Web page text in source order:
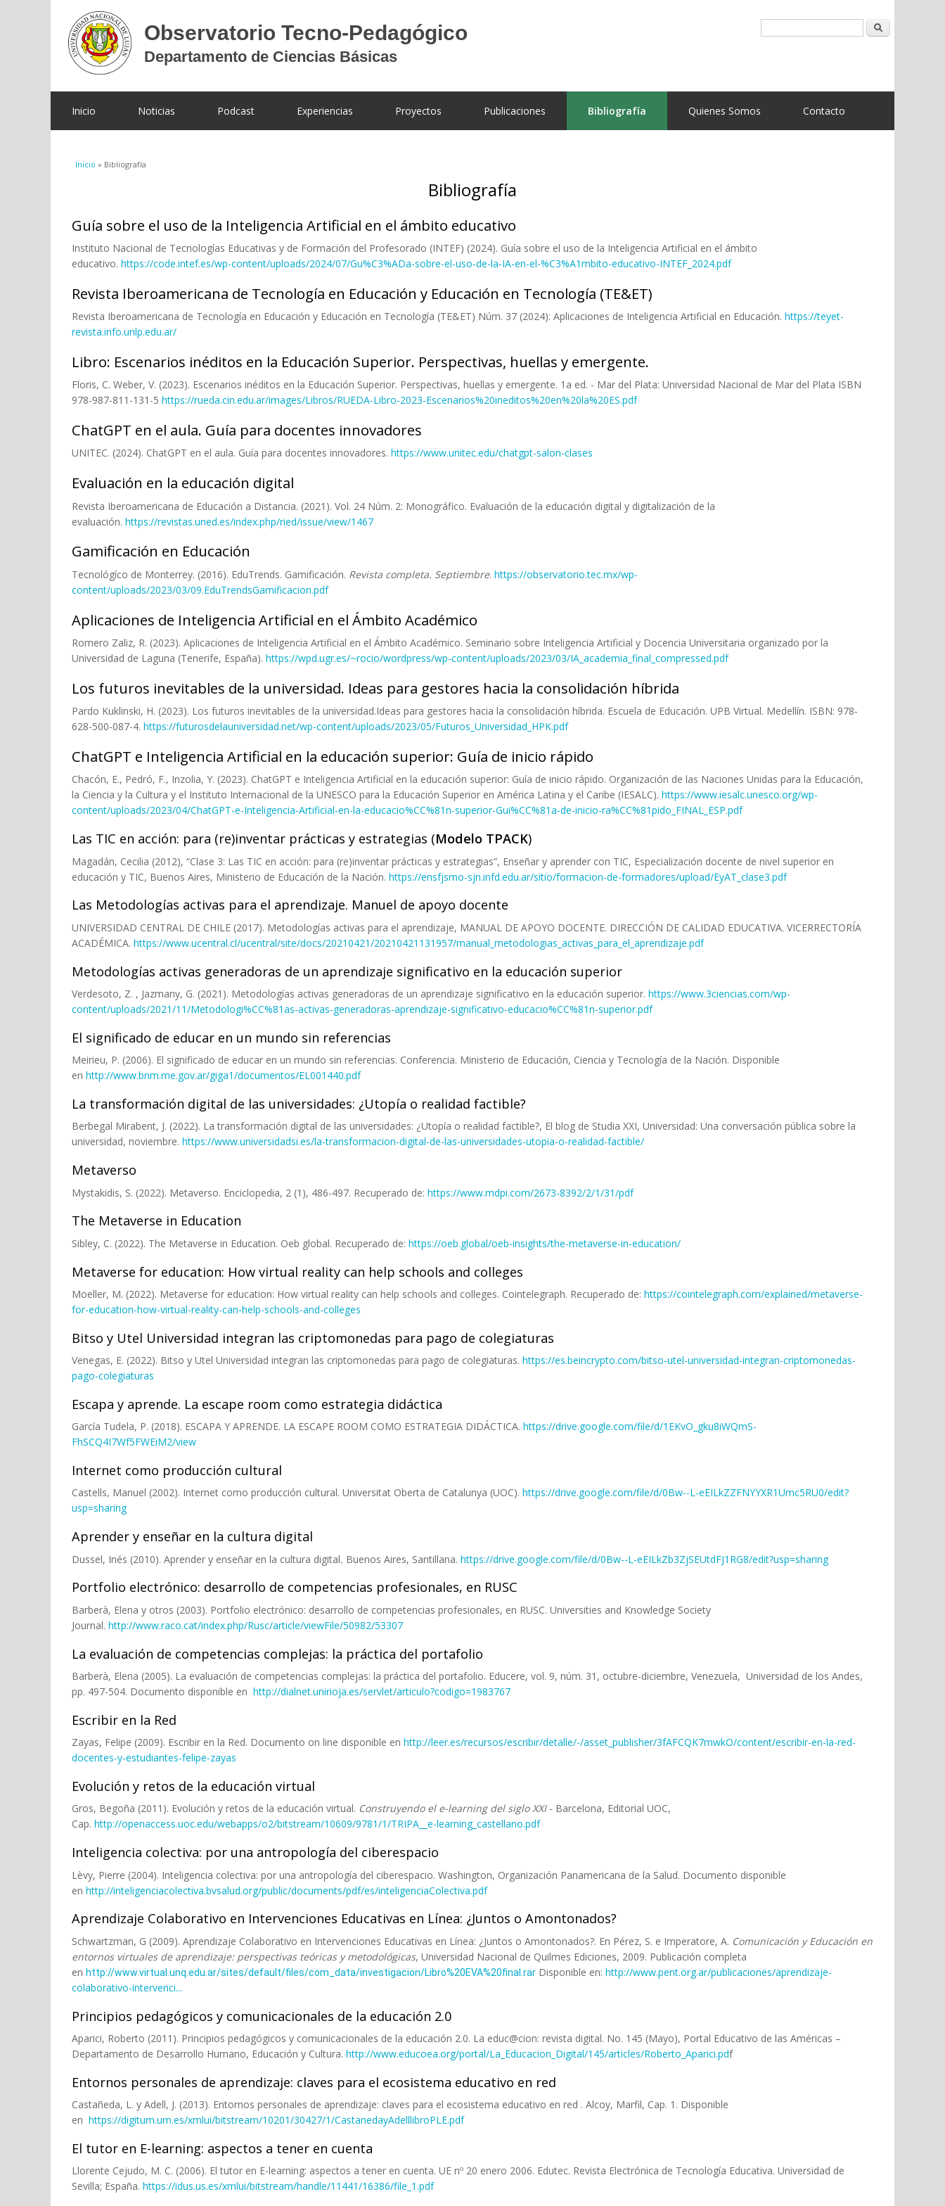
Inicio Noticias Podcast Experiencias Proyectos Publicaciones Bibliografía Quienes Somos Contacto
Se encuentra usted aquí
Inicio » Bibliografía
Bibliografía
Guía sobre el uso de la Inteligencia Artificial en el ámbito educativo
Instituto Nacional de Tecnologías Educativas y de Formación del Profesorado (INTEF) (2024). Guía sobre el uso de la Inteligencia Artificial en el ámbito
educativo. https://code.intef.es/wp-content/uploads/2024/07/Gu%C3%ADa-sobre-el-uso-de-la-IA-en-el-%C3%A1mbito-educativo-INTEF_2024.pdf
Revista Iberoamericana de Tecnología en Educación y Educación en Tecnología (TE&ET)
Revista Iberoamericana de Tecnología en Educación y Educación en Tecnología (TE&ET) Núm. 37 (2024): Aplicaciones de Inteligencia Artificial en Educación. https://teyet-
revista.info.unlp.edu.ar/
Libro: Escenarios inéditos en la Educación Superior. Perspectivas, huellas y emergente.
Floris, C. Weber, V. (2023). Escenarios inéditos en la Educación Superior. Perspectivas, huellas y emergente. 1a ed. - Mar del Plata: Universidad Nacional de Mar del Plata ISBN
978-987-811-131-5 https://rueda.cin.edu.ar/images/Libros/RUEDA-Libro-2023-Escenarios%20ineditos%20en%20la%20ES.pdf
ChatGPT en el aula. Guía para docentes innovadores
UNITEC. (2024). ChatGPT en el aula. Guía para docentes innovadores. https://www.unitec.edu/chatgpt-salon-clases
Evaluación en la educación digital
Revista Iberoamericana de Educación a Distancia. (2021). Vol. 24 Núm. 2: Monográfico. Evaluación de la educación digital y digitalización de la
evaluación. https://revistas.uned.es/index.php/ried/issue/view/1467
Gamificación en Educación
Tecnológíco de Monterrey. (2016). EduTrends. Gamificación. Revista completa. Septiembre. https://observatorio.tec.mx/wp-
content/uploads/2023/03/09.EduTrendsGamificacion.pdf
Aplicaciones de Inteligencia Artificial en el Ámbito Académico
Romero Zaliz, R. (2023). Aplicaciones de Inteligencia Artificial en el Ámbito Académico. Seminario sobre Inteligencia Artificial y Docencia Universitaria organizado por la
Universidad de Laguna (Tenerife, España). https://wpd.ugr.es/~rocio/wordpress/wp-content/uploads/2023/03/IA_academia_final_compressed.pdf
Los futuros inevitables de la universidad. Ideas para gestores hacia la consolidación híbrida
Pardo Kuklinski, H. (2023). Los futuros inevitables de la universidad.Ideas para gestores hacia la consolidación híbrida. Escuela de Educación. UPB Virtual. Medellín. ISBN: 978-
628-500-087-4. https://futurosdelauniversidad.net/wp-content/uploads/2023/05/Futuros_Universidad_HPK.pdf
ChatGPT e Inteligencia Artificial en la educación superior: Guía de inicio rápido
Chacón, E., Pedró, F., Inzolia, Y. (2023). ChatGPT e Inteligencia Artificial en la educación superior: Guía de inicio rápido. Organización de las Naciones Unidas para la Educación,
la Ciencia y la Cultura y el Instituto Internacional de la UNESCO para la Educación Superior en América Latina y el Caribe (IESALC). https://www.iesalc.unesco.org/wp-
content/uploads/2023/04/ChatGPT-e-Inteligencia-Artificial-en-la-educacio%CC%81n-superior-Gui%CC%81a-de-inicio-ra%CC%81pido_FINAL_ESP.pdf
Las TIC en acción: para (re)inventar prácticas y estrategias (Modelo TPACK)
Magadán, Cecilia (2012), “Clase 3: Las TIC en acción: para (re)inventar prácticas y estrategias”, Enseñar y aprender con TIC, Especialización docente de nivel superior en
educación y TIC, Buenos Aires, Ministerio de Educación de la Nación. https://ensfjsmo-sjn.infd.edu.ar/sitio/formacion-de-formadores/upload/EyAT_clase3.pdf
Las Metodologías activas para el aprendizaje. Manuel de apoyo docente
UNIVERSIDAD CENTRAL DE CHILE (2017). Metodologías activas para el aprendizaje, MANUAL DE APOYO DOCENTE. DIRECCIÓN DE CALIDAD EDUCATIVA. VICERRECTORÍA
ACADÉMICA. https://www.ucentral.cl/ucentral/site/docs/20210421/20210421131957/manual_metodologias_activas_para_el_aprendizaje.pdf
Metodologías activas generadoras de un aprendizaje significativo en la educación superior
Verdesoto, Z. , Jazmany, G. (2021). Metodologías activas generadoras de un aprendizaje significativo en la educación superior. https://www.3ciencias.com/wp-
content/uploads/2021/11/Metodologi%CC%81as-activas-generadoras-aprendizaje-significativo-educacio%CC%81n-superior.pdf
El significado de educar en un mundo sin referencias
Meirieu, P. (2006). El significado de educar en un mundo sin referencias. Conferencia. Ministerio de Educación, Ciencia y Tecnología de la Nación. Disponible
en http://www.bnm.me.gov.ar/giga1/documentos/EL001440.pdf
La transformación digital de las universidades: ¿Utopía o realidad factible?
Berbegal Mirabent, J. (2022). La transformación digital de las universidades: ¿Utopía o realidad factible?, El blog de Studia XXI, Universidad: Una conversación pública sobre la
universidad, noviembre. https://www.universidadsi.es/la-transformacion-digital-de-las-universidades-utopia-o-realidad-factible/
Metaverso
Mystakidis, S. (2022). Metaverso. Enciclopedia, 2 (1), 486-497. Recuperado de: https://www.mdpi.com/2673-8392/2/1/31/pdf
The Metaverse in Education
Sibley, C. (2022). The Metaverse in Education. Oeb global. Recuperado de: https://oeb.global/oeb-insights/the-metaverse-in-education/
Metaverse for education: How virtual reality can help schools and colleges
Moeller, M. (2022). Metaverse for education: How virtual reality can help schools and colleges. Cointelegraph. Recuperado de: https://cointelegraph.com/explained/metaverse-
for-education-how-virtual-reality-can-help-schools-and-colleges
Bitso y Utel Universidad integran las criptomonedas para pago de colegiaturas
Venegas, E. (2022). Bitso y Utel Universidad integran las criptomonedas para pago de colegiaturas. https://es.beincrypto.com/bitso-utel-universidad-integran-criptomonedas-
pago-colegiaturas
Escapa y aprende. La escape room como estrategia didáctica
García Tudela, P. (2018). ESCAPA Y APRENDE. LA ESCAPE ROOM COMO ESTRATEGIA DIDÁCTICA. https://drive.google.com/file/d/1EKvO_gku8iWQmS-
FhSCQ4I7Wf5FWEiM2/view
Internet como producción cultural
Castells, Manuel (2002). Internet como producción cultural. Universitat Oberta de Catalunya (UOC). https://drive.google.com/file/d/0Bw--L-eEILkZZFNYYXR1Umc5RU0/edit?
usp=sharing
Aprender y enseñar en la cultura digital
Dussel, Inés (2010). Aprender y enseñar en la cultura digital. Buenos Aires, Santillana. https://drive.google.com/file/d/0Bw--L-eEILkZb3ZjSEUtdFJ1RG8/edit?usp=sharing
Portfolio electrónico: desarrollo de competencias profesionales, en RUSC
Barberà, Elena y otros (2003). Portfolio electrónico: desarrollo de competencias profesionales, en RUSC. Universities and Knowledge Society
Journal. http://www.raco.cat/index.php/Rusc/article/viewFile/50982/53307
La evaluación de competencias complejas: la práctica del portafolio
Barberà, Elena (2005). La evaluación de competencias complejas: la práctica del portafolio. Educere, vol. 9, núm. 31, octubre-diciembre, Venezuela, Universidad de los Andes,
pp. 497-504. Documento disponible en http://dialnet.unirioja.es/servlet/articulo?codigo=1983767
Escribir en la Red
Zayas, Felipe (2009). Escribir en la Red. Documento on line disponible en http://leer.es/recursos/escribir/detalle/-/asset_publisher/3fAFCQK7mwkO/content/escribir-en-la-red-
docentes-y-estudiantes-felipe-zayas
Evolución y retos de la educación virtual
Gros, Begoña (2011). Evolución y retos de la educación virtual. Construyendo el e-learning del siglo XXI- Barcelona, Editorial UOC,
Cap. http://openaccess.uoc.edu/webapps/o2/bitstream/10609/9781/1/TRIPA__e-learning_castellano.pdf
Inteligencia colectiva: por una antropología del ciberespacio
Lèvy, Pierre (2004). Inteligencia colectiva: por una antropología del ciberespacio. Washington, Organización Panamericana de la Salud. Documento disponible
en http://inteligenciacolectiva.bvsalud.org/public/documents/pdf/es/inteligenciaColectiva.pdf
Aprendizaje Colaborativo en Intervenciones Educativas en Línea: ¿Juntos o Amontonados?
Schwartzman, G (2009). Aprendizaje Colaborativo en Intervenciones Educativas en Línea: ¿Juntos o Amontonados?. En Pérez, S. e Imperatore, A. Comunicación y Educación en
entornos virtuales de aprendizaje: perspectivas teóricas y metodológicas, Universidad Nacional de Quilmes Ediciones, 2009. Publicación completa
en http://www.virtual.unq.edu.ar/sites/default/files/com_data/investigacion/Libro%20EVA%20final.rar Disponible en: http://www.pent.org.ar/publicaciones/aprendizaje-
colaborativo-intervenci...
Principios pedagógicos y comunicacionales de la educación 2.0
Aparici, Roberto (2011). Principios pedagógicos y comunicacionales de la educación 2.0. La educ@cion: revista digital. No. 145 (Mayo), Portal Educativo de las Américas –
Departamento de Desarrollo Humano, Educación y Cultura. http://www.educoea.org/portal/La_Educacion_Digital/145/articles/Roberto_Aparici.pdf
Entornos personales de aprendizaje: claves para el ecosistema educativo en red
Castañeda, L. y Adell, J. (2013). Entornos personales de aprendizaje: claves para el ecosistema educativo en red . Alcoy, Marfil, Cap. 1. Disponible
en https://digitum.um.es/xmlui/bitstream/10201/30427/1/CastanedayAdelllibroPLE.pdf
El tutor en E-learning: aspectos a tener en cuenta
Llorente Cejudo, M. C. (2006). El tutor en E-learning: aspectos a tener en cuenta. UE nº 20 enero 2006. Edutec. Revista Electrónica de Tecnología Educativa. Universidad de
Sevilla; España. https://idus.us.es/xmlui/bitstream/handle/11441/16386/file_1.pdf